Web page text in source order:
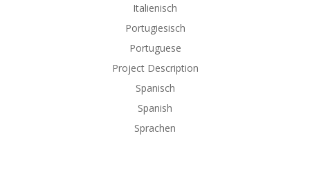
Italienisch
Portugiesisch
Portuguese
Project Description
Spanisch
Spanish
Sprachen